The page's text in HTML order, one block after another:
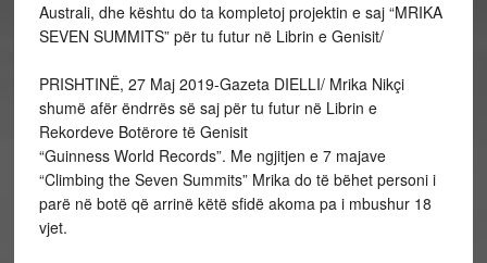
Australi, dhe kështu do ta kompletoj projektin e saj “MRIKA
SEVEN SUMMITS” për tu futur në Librin e Genisit/
PRISHTINË, 27 Maj 2019-Gazeta DIELLI/ Mrika Nikçi
shumë afër ëndrrës së saj për tu futur në Librin e
Rekordeve Botërore të Genisit
“Guinness World Records”. Me ngjitjen e 7 majave
“Climbing the Seven Summits” Mrika do të bëhet personi i
parë në botë që arrinë këtë sfidë akoma pa i mbushur 18
vjet.